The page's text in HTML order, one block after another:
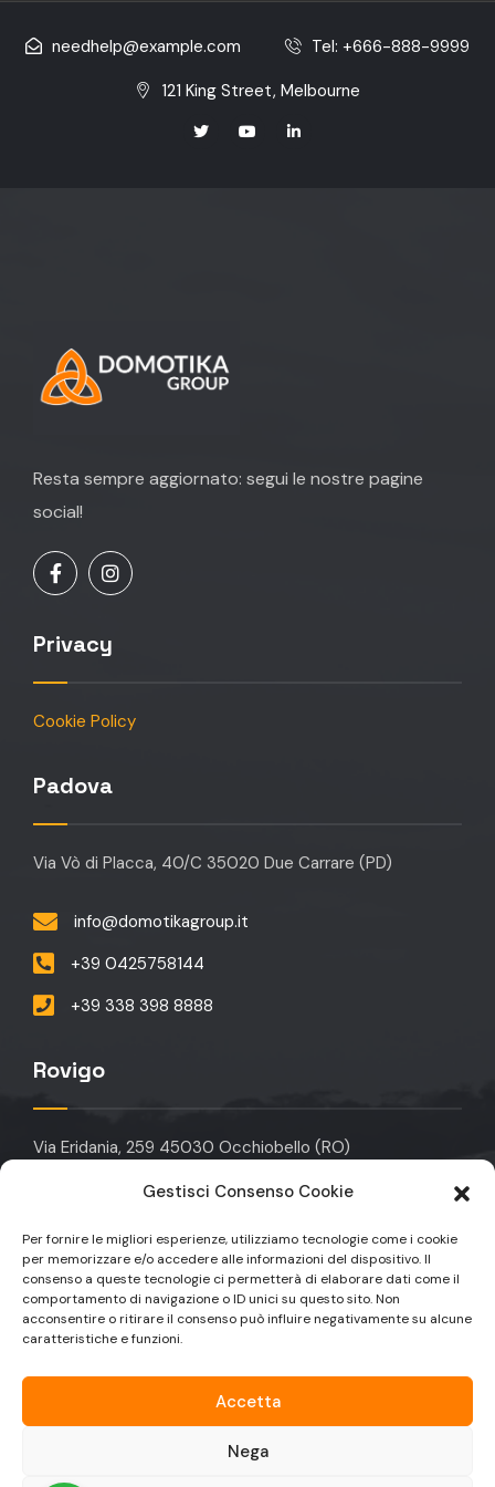
Gestisci Consenso Cookie
Per fornire le migliori esperienze, utilizziamo tecnologie come i cookie
per memorizzare e/o accedere alle informazioni del dispositivo. Il
consenso a queste tecnologie ci permetterà di elaborare dati come il
comportamento di navigazione o ID unici su questo sito. Non
acconsentire o ritirare il consenso può influire negativamente su alcune
caratteristiche e funzioni.
Accetta
Nega
needhelp@example.com
Tel: +666-888-9999
121 King Street, Melbourne
Resta sempre aggiornato: segui le nostre pagine
social!
Privacy
Cookie Policy
Padova
Via Vò di Placca, 40/C 35020 Due Carrare (PD)
info@domotikagroup.it
+39 0425758144
+39 338 398 8888
Rovigo
Via Eridania, 259 45030 Occhiobello (RO)
+39 049 912 6323
+39 049 9129590